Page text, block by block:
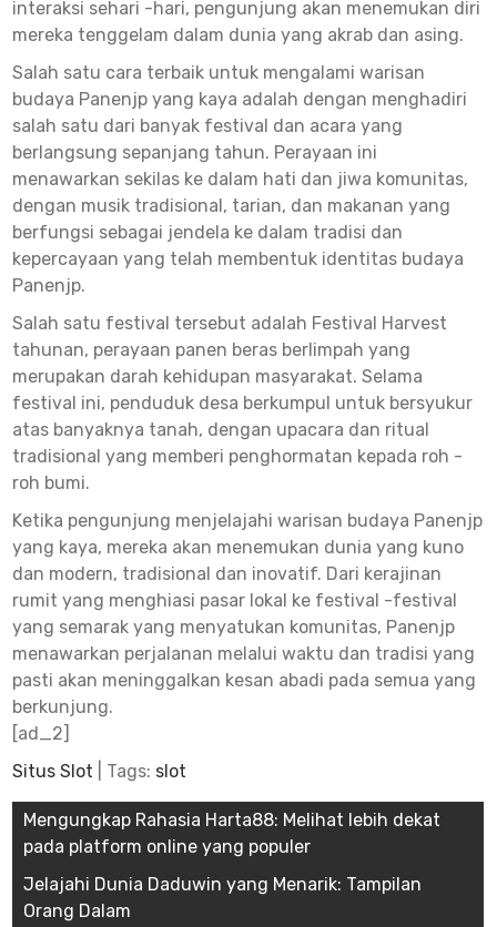
interaksi sehari -hari, pengunjung akan menemukan diri
mereka tenggelam dalam dunia yang akrab dan asing.
Salah satu cara terbaik untuk mengalami warisan
budaya Panenjp yang kaya adalah dengan menghadiri
salah satu dari banyak festival dan acara yang
berlangsung sepanjang tahun. Perayaan ini
menawarkan sekilas ke dalam hati dan jiwa komunitas,
dengan musik tradisional, tarian, dan makanan yang
berfungsi sebagai jendela ke dalam tradisi dan
kepercayaan yang telah membentuk identitas budaya
Panenjp.
Salah satu festival tersebut adalah Festival Harvest
tahunan, perayaan panen beras berlimpah yang
merupakan darah kehidupan masyarakat. Selama
festival ini, penduduk desa berkumpul untuk bersyukur
atas banyaknya tanah, dengan upacara dan ritual
tradisional yang memberi penghormatan kepada roh -
roh bumi.
Ketika pengunjung menjelajahi warisan budaya Panenjp
yang kaya, mereka akan menemukan dunia yang kuno
dan modern, tradisional dan inovatif. Dari kerajinan
rumit yang menghiasi pasar lokal ke festival -festival
yang semarak yang menyatukan komunitas, Panenjp
menawarkan perjalanan melalui waktu dan tradisi yang
pasti akan meninggalkan kesan abadi pada semua yang
berkunjung.
[ad_2]
Situs Slot
| Tags: slot
Post
navigation
Mengungkap Rahasia Harta88: Melihat lebih dekat
pada platform online yang populer
Jelajahi Dunia Daduwin yang Menarik: Tampilan
Orang Dalam